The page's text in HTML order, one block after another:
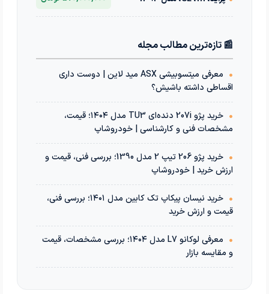
📰 تازه‌ترین مطالب مجله
•
معرفی میتسوبیشی ASX مید لاین | دوست داری
اقساطی داشته باشیش؟
•
خرید پژو 207i دنده‌ای TU3 مدل ۱۴۰۴؛ قیمت،
مشخصات فنی و کارشناسی | خودروشاپ
•
خرید پژو 206 تیپ 2 مدل 1390؛ بررسی فنی، قیمت و
ارزش خرید | خودروشاپ
•
خرید نیسان پیکاپ تک کابین مدل ۱۴۰۱؛ بررسی فنی،
قیمت و ارزش خرید
•
معرفی لوکانو L7 مدل ۱۴۰۴؛ بررسی مشخصات، قیمت
و مقایسه بازار